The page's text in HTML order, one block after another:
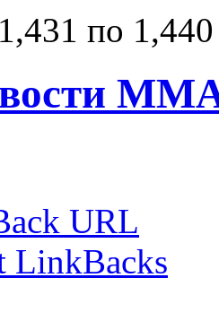
по
URL
LinkBacks